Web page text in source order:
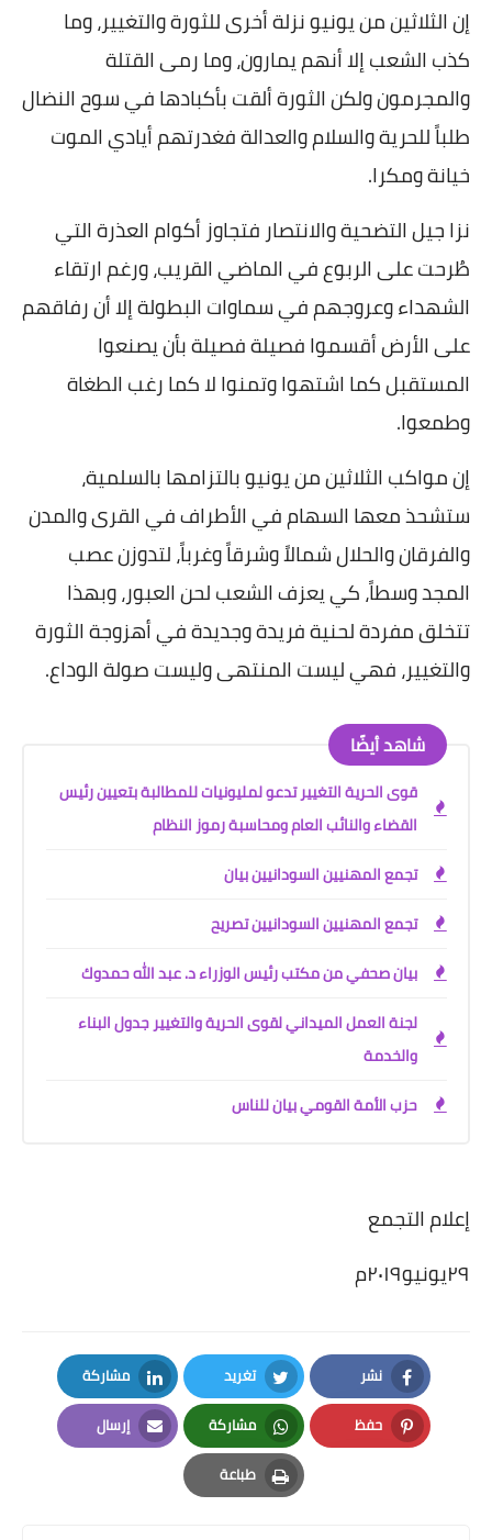
إن الثلاثين من يونيو نزلة أخرى للثورة والتغيير، وما
كذب الشعب إلا أنهم يمارون، وما رمى القتلة
والمجرمون ولكن الثورة ألقت بأكبادها في سوح النضال
طلباً للحرية والسلام والعدالة فغدرتهم أيادي الموت
خيانة ومكرا.
نزا جيل التضحية والانتصار فتجاوز أكوام العذرة التي
طُرحت على الربوع في الماضي القريب، ورغم ارتقاء
الشهداء وعروجهم في سماوات البطولة إلا أن رفاقهم
على الأرض أقسموا فصيلة فصيلة بأن يصنعوا
المستقبل كما اشتهوا وتمنوا لا كما رغب الطغاة
وطمعوا.
إن مواكب الثلاثين من يونيو بالتزامها بالسلمية،
ستشحذ معها السهام في الأطراف في القرى والمدن
والفرقان والحلال شمالاً وشرقاً وغرباً، لتدوزن عصب
المجد وسطاً، كي يعزف الشعب لحن العبور، وبهذا
تتخلق مفردة لحنية فريدة وجديدة في أهزوجة الثورة
والتغيير، فهي ليست المنتهى وليست صولة الوداع.
شاهد أيضًا
قوى الحرية التغيير تدعو لمليونيات للمطالبة بتعيين رئيس
القضاء والنائب العام ومحاسبة رموز النظام
تجمع المهنيين السودانيين بيان
تجمع المهنيين السودانيين تصريح
بيان صحفي من مكتب رئيس الوزراء د. عبد الله حمدوك
لجنة العمل الميداني لقوى الحرية والتغيير جدول البناء
والخدمة
حزب الأمة القومي بيان للناس
إعلام التجمع
٢٩يونيو٢٠١٩م
نشر
Facebook
تغريد
Twitter
مشاركة
LinkedIn
حفظ
Pinterest
مشاركة
Whatsapp
إرسال
Email
طباعة
Print